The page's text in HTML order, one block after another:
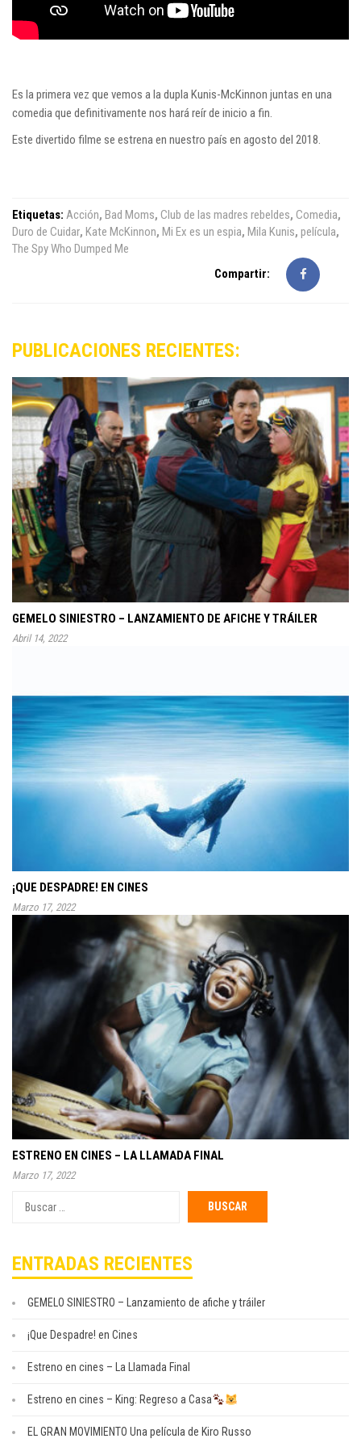
Es la primera vez que vemos a la dupla Kunis-McKinnon juntas en una
comedia que definitivamente nos hará reír de inicio a fin.
Este divertido filme se estrena en nuestro país en agosto del 2018.
Etiquetas: Acción, Bad Moms, Club de las madres rebeldes, Comedia,
Duro de Cuidar, Kate McKinnon, Mi Ex es un espia, Mila Kunis, película,
The Spy Who Dumped Me
Compartir:
PUBLICACIONES RECIENTES:
GEMELO SINIESTRO – LANZAMIENTO DE AFICHE Y TRÁILER
Abril 14, 2022
¡QUE DESPADRE! EN CINES
Marzo 17, 2022
ESTRENO EN CINES – LA LLAMADA FINAL
Marzo 17, 2022
por:
ENTRADAS RECIENTES
GEMELO SINIESTRO – Lanzamiento de afiche y tráiler
¡Que Despadre! en Cines
Estreno en cines – La Llamada Final
Estreno en cines – King: Regreso a Casa
EL GRAN MOVIMIENTO Una película de Kiro Russo